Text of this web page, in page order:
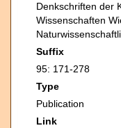
Denkschriften der
Wissenschaften
Suffix
95: 171-278
Type
Publication
Link